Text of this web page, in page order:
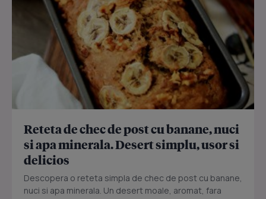
Reteta de chec de post cu banane, nuci
si apa minerala. Desert simplu, usor si
delicios
Descopera o reteta simpla de chec de post cu banane,
nuci si apa minerala. Un desert moale, aromat, fara